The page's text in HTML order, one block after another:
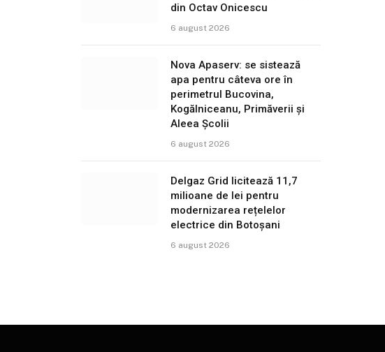
din Octav Onicescu
6 august 2026
Nova Apaserv: se sistează
apa pentru câteva ore în
perimetrul Bucovina,
Kogălniceanu, Primăverii și
Aleea Școlii
6 august 2026
Delgaz Grid licitează 11,7
milioane de lei pentru
modernizarea rețelelor
electrice din Botoșani
6 august 2026